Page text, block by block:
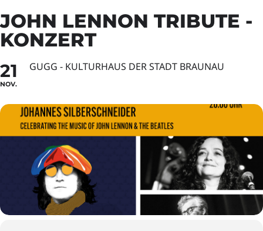
JOHN LENNON TRIBUTE -
KONZERT
21
NOV.
GUGG - KULTURHAUS DER STADT BRAUNAU